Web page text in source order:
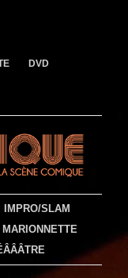
DVD
IMPRO/SLAM
MARIONNETTE